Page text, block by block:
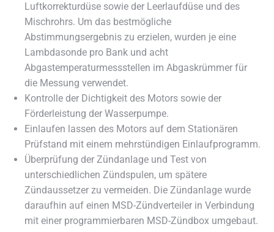
Luftkorrekturdüse sowie der Leerlaufdüse und des
Mischrohrs. Um das bestmögliche
Abstimmungsergebnis zu erzielen, wurden je eine
Lambdasonde pro Bank und acht
Abgastemperaturmessstellen im Abgaskrümmer für
die Messung verwendet.
Kontrolle der Dichtigkeit des Motors sowie der
Förderleistung der Wasserpumpe.
Einlaufen lassen des Motors auf dem Stationären
Prüfstand mit einem mehrstündigen Einlaufprogramm.
Überprüfung der Zündanlage und Test von
unterschiedlichen Zündspulen, um spätere
Zündaussetzer zu vermeiden. Die Zündanlage wurde
daraufhin auf einen MSD-Zündverteiler in Verbindung
mit einer programmierbaren MSD-Zündbox umgebaut.